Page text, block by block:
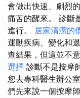
會做出快速、劇烈
痛苦的醒來。 診斷
進行。 居家清潔的
運動疾病、變化和
查結果，但這並不
選擇 診斷不是按摩
您去專科醫生辦公
們先來說一個按摩